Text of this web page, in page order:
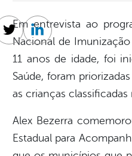
Em entrevista ao
Nacional de
11 anos de idade, foi
Saúde, foram
as crianças classificadas
Alex Bezerra
Estadual para
TwitterLinkedin